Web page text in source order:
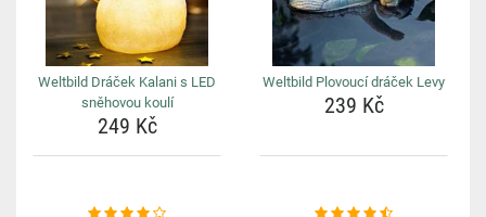
Weltbild Dráček Kalani s LED
sněhovou koulí
249 Kč
Weltbild Plovoucí dráček Levy
239 Kč